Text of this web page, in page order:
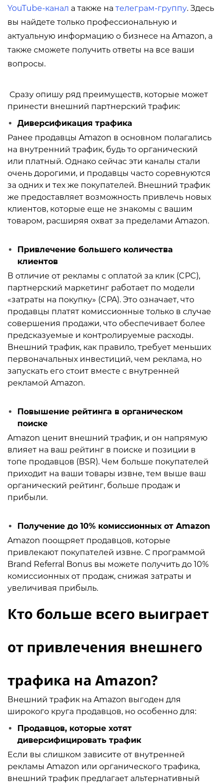
YouTube-канал а также на телеграм-группу. Здесь
вы найдете только профессиональную и
актуальную информацию о бизнесе на Amazon, а
также сможете получить ответы на все ваши
вопросы.
Сразу опишу ряд преимуществ, которые может
принести внешний партнерский трафик:
Диверсификация трафика
Ранее продавцы Amazon в основном полагались
на внутренний трафик, будь то органический
или платный. Однако сейчас эти каналы стали
очень дорогими, и продавцы часто соревнуются
за одних и тех же покупателей. Внешний трафик
же предоставляет возможность привлечь новых
клиентов, которые еще не знакомы с вашим
товаром, расширяя охват за пределами Amazon.
Привлечение большего количества
клиентов
В отличие от рекламы с оплатой за клик (CPC),
партнерский маркетинг работает по модели
«затраты на покупку» (CPA). Это означает, что
продавцы платят комиссионные только в случае
совершения продажи, что обеспечивает более
предсказуемые и контролируемые расходы.
Внешний трафик, как правило, требует меньших
первоначальных инвестиций, чем реклама, но
запускать его стоит вместе с внутренней
рекламой Amazon.
Повышение рейтинга в органическом
поиске
Amazon ценит внешний трафик, и он напрямую
влияет на ваш рейтинг в поиске и позиции в
топе продавцов (BSR). Чем больше покупателей
приходит на ваши товары извне, тем выше ваш
органический рейтинг, больше продаж и
прибыли.
Получение до 10% комиссионных от Amazon
Amazon поощряет продавцов, которые
привлекают покупателей извне. С программой
Brand Referral Bonus вы можете получить до 10%
комиссионных от продаж, снижая затраты и
увеличивая прибыль.
Кто больше всего выиграет
от привлечения внешнего
трафика на Amazon?
Внешний трафик на Amazon выгоден для
широкого круга продавцов, но особенно для:
Продавцов, которые хотят
диверсифицировать трафик
Если вы слишком зависите от внутренней
рекламы Amazon или органического трафика,
внешний трафик предлагает альтернативный